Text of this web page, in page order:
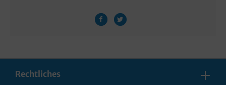
Rechtliches